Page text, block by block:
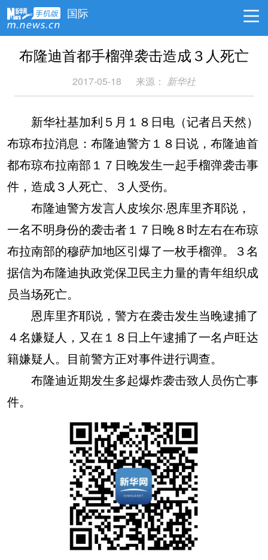
国际
布隆迪首都手榴弹袭击造成３人死亡
2017-05-18 来源： 新华社
新华社基加利５月１８日电（记者吕天然）
布琼布拉消息：布隆迪警方１８日说，布隆迪首
都布琼布拉南部１７日晚发生一起手榴弹袭击事
件，造成３人死亡、３人受伤。
布隆迪警方发言人皮埃尔·恩库里齐耶说，
一名不明身份的袭击者１７日晚８时左右在布琼
布拉南部的穆萨加地区引爆了一枚手榴弹。３名
据信为布隆迪执政党保卫民主力量的青年组织成
员当场死亡。
恩库里齐耶说，警方在袭击发生当晚逮捕了
４名嫌疑人，又在１８日上午逮捕了一名卢旺达
籍嫌疑人。目前警方正对事件进行调查。
布隆迪近期发生多起爆炸袭击致人员伤亡事
件。